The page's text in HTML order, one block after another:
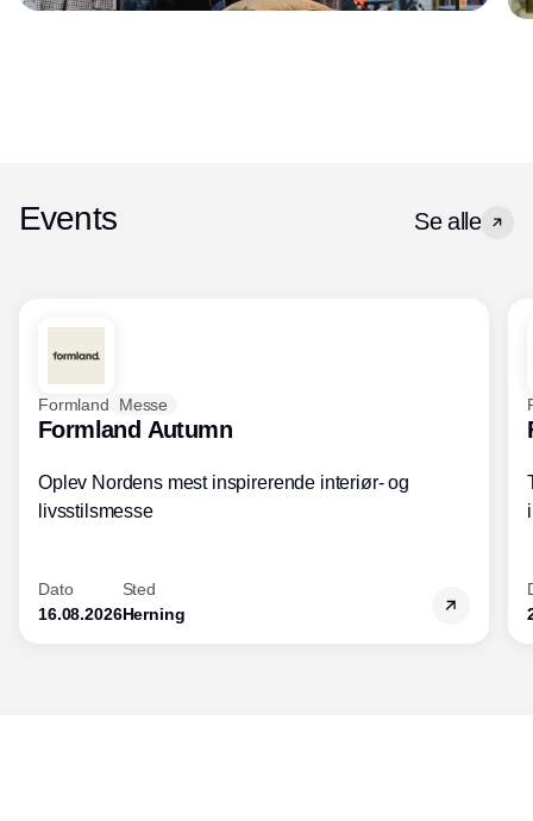
Events Se alle
Formland Messe
Formland Autumn
Oplev Nordens mest inspirerende interiør- og
livsstilsmesse
Dato
16.08.2026
Sted
Herning